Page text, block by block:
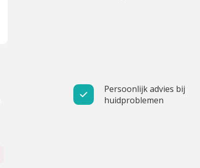
Persoonlijk advies bij
huidproblemen